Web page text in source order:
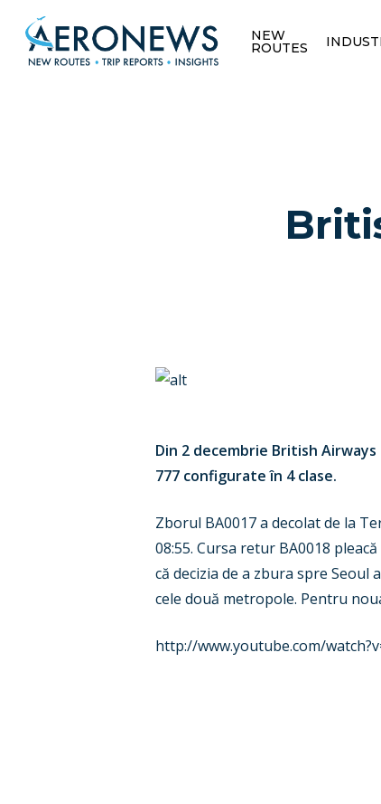
NEW
ROUTES
Din 2 decembrie British
777 configurate în 4 clase.
Zborul BA0017 a decolat de la
08:55. Cursa retur BA0018
că decizia de a zbura spre
cele două metropole. Pentru
http://www.youtube.com/